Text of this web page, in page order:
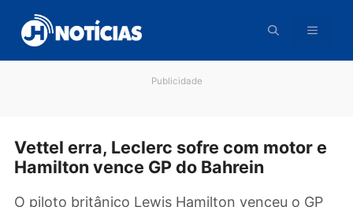
para
conteúdo
Vettel erra, Leclerc sofre com motor